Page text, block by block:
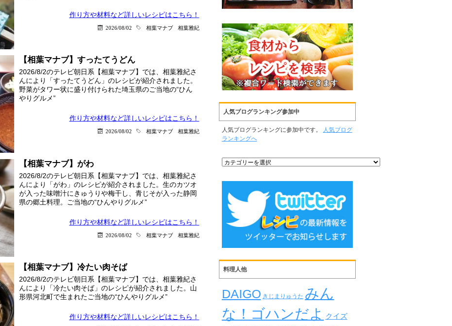
作り方や材料など詳しいレシピはこちら！
2026/08/02 相葉マナブ 相葉雅紀
【相葉マナブ】すったてうどん
2026/8/2のテレビ朝日系【相葉マナブ】では、相葉雅紀さ
んにより「すったてうどん」のレシピが紹介されました。
野菜がタワー状に盛り付けられた埼玉県のご当地の“ひん
やりグルメ”
作り方や材料など詳しいレシピはこちら！
2026/08/02 相葉マナブ 相葉雅紀
【相葉マナブ】がわ
2026/8/2のテレビ朝日系【相葉マナブ】では、相葉雅紀さ
んにより「がわ」のレシピが紹介されました。生のカツオ
が入った味噌汁にきゅうりや梅干し、青じそが入った静岡
県の郷土料理。ご当地の“ひんやりグルメ”
作り方や材料など詳しいレシピはこちら！
2026/08/02 相葉マナブ 相葉雅紀
【相葉マナブ】冷たい肉そば
2026/8/2のテレビ朝日系【相葉マナブ】では、相葉雅紀さ
んにより「冷たい肉そば」のレシピが紹介されました。山
形県河北町で生まれたご当地の“ひんやりグルメ”
作り方や材料など詳しいレシピはこちら！
人気ブログランキング参加中
人気ブログランキングに参加中です。
人気ブログ
ランキングへ
料理人他
DAIGO きじまりゅうた みん
な！ゴハンだよ
クイズ